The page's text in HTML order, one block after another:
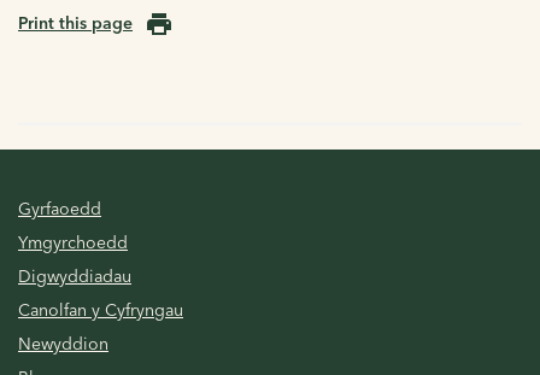
Print this page
Gyrfaoedd
Ymgyrchoedd
Digwyddiadau
Canolfan y Cyfryngau
Newyddion